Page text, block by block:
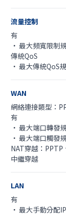
流量控制
有
• 最大頻寬限制
傳統QoS
• 最大傳統QoS
WAN
網絡連接類型：
有
• 最大端口轉發
• 最大端口觸發
NAT穿越：PPTP
中繼穿越
LAN
有
• 最大手動分配